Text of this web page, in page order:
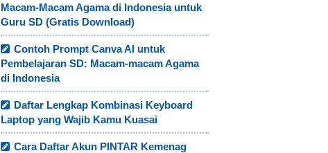
Macam-Macam Agama di Indonesia untuk
Guru SD (Gratis Download)
Contoh Prompt Canva AI untuk
Pembelajaran SD: Macam-macam Agama
di Indonesia
Daftar Lengkap Kombinasi Keyboard
Laptop yang Wajib Kamu Kuasai
Cara Daftar Akun PINTAR Kemenag